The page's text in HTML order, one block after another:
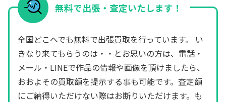
無料で出張・査定いたします！
全国どこへでも無料で出張買取を行っています。 い
きなり来てもらうのは・・とお思いの方は、電話・
メール・LINEで作品の情報や画像を頂けましたら、
おおよその買取額を提示する事も可能です。査定額
にご納得いただけない際はお断りいただけます。も